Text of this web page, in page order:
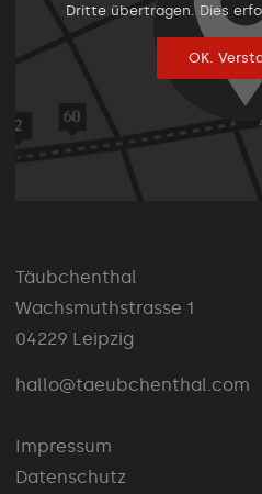
Dritte übertragen. Dies
OK.
Täubchenthal
Wachsmuthstrasse 1
04229 Leipzig
hallo@taeubchenthal.com
Impressum
Datenschutz